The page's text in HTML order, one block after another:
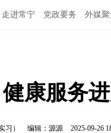
走进常宁 党政要务 外媒
健康服务
习） 编辑：源源 2025-09-26